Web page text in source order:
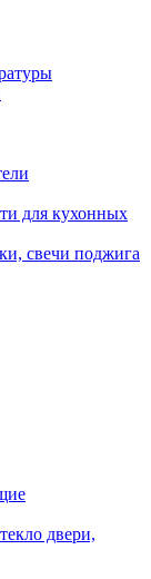
для кухонных
свечи поджига
двери,